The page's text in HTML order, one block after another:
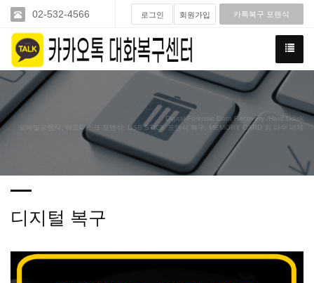
02-532-4566 로그인 회원가입 카톡복구 포렌식
Digital-Forensic Data Recovery /Hard Ddisk
모바일포렌식, 하드디스크 포렌식, USB STICK 포렌식 복구, MEMORY CARD 외 다수 매체
디지털 복구